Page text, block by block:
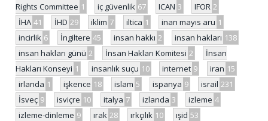
Rights Committee 1 iç güvenlik 67 ICAN 3 IFOR 2
İHA 41 İHD 29 iklim 7 iltica 1 inan mayıs aru 1
incirlik 6 İngiltere 45 insan hakkı 2 insan hakları 138
insan hakları günü 2 İnsan Hakları Komitesi 2
İnsan
Hakları Konseyi 1 insanlık suçu 10 internet 9 iran 15
irlanda 1 işkence 18 islam 5 ispanya 9 israil 231
İsveç 9 isviçre 10 italya 7 izlanda 3 izleme 4
izleme-dinleme 9 ırak 28 ırkçılık 10 ışid 53